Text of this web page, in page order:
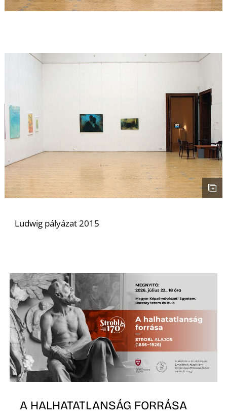
Ludwig pályázat 2015
A HALHATATLANSÁG FORRÁSA